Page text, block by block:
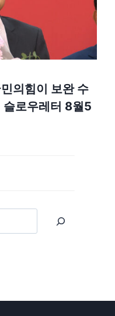
의힘이 보완 수
슬로우레터 8월5